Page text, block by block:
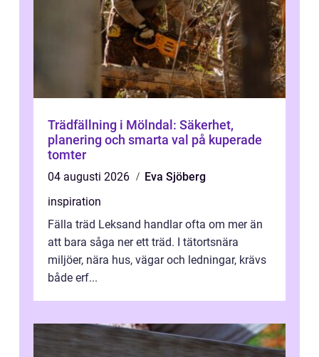
Trädfällning i Mölndal: Säkerhet,
planering och smarta val på kuperade
tomter
04 augusti 2026
Eva Sjöberg
inspiration
Fälla träd Leksand handlar ofta om mer än
att bara såga ner ett träd. I tätortsnära
miljöer, nära hus, vägar och ledningar, krävs
både erf...